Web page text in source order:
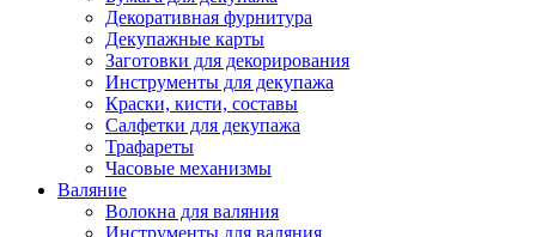
Декоративная фурнитура
Декупажные карты
Заготовки для декорирования
Инструменты для декупажа
Краски, кисти, составы
Салфетки для декупажа
Трафареты
Часовые механизмы
Валяние
Волокна для валяния
Инструменты для валяния